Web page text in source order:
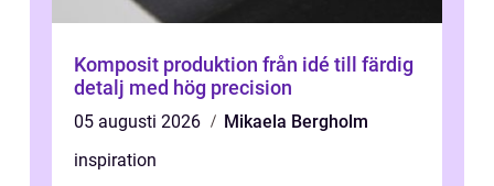
Komposit produktion från idé till färdig
detalj med hög precision
05 augusti 2026
Mikaela Bergholm
inspiration